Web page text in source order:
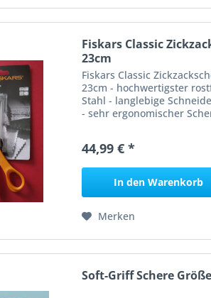
Fiskars Classic
23cm
Fiskars Classic
23cm - hochwertigster
Stahl - langlebige
- sehr ergonomischer
Stoffstücken ohne
Verlängerte untere...
44,99 € *
In den Warenkorb
Merken
Soft-Griff Schere